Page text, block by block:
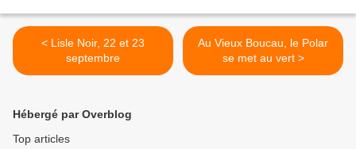
< Lisle Noir, 22 et 23
septembre
Au Vieux Boucau, le Polar
se met au vert >
Hébergé par Overblog
Top articles